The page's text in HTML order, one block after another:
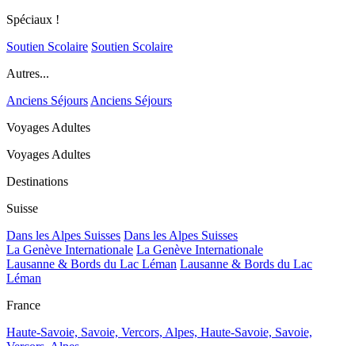
Spéciaux !
Soutien Scolaire Soutien Scolaire
Autres...
Anciens Séjours Anciens Séjours
Voyages Adultes
Voyages Adultes
Destinations
Suisse
Dans les Alpes Suisses Dans les Alpes Suisses
La Genève Internationale La Genève Internationale
Lausanne & Bords du Lac Léman Lausanne & Bords du Lac
Léman
France
Haute-Savoie, Savoie, Vercors, Alpes, Haute-Savoie, Savoie,